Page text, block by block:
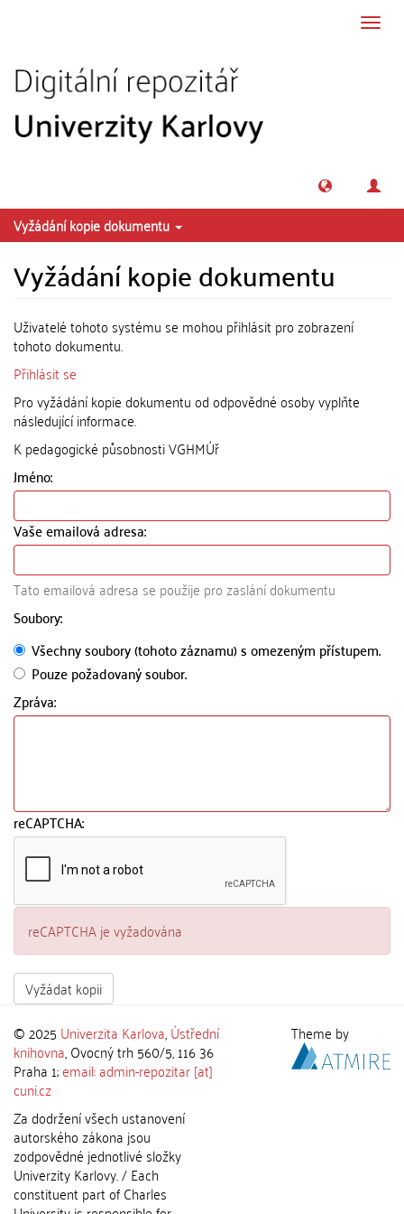
Vyžádání kopie dokumentu
Vyžádání kopie dokumentu
Uživatelé tohoto systému se mohou přihlásit pro zobrazení
tohoto dokumentu.
Přihlásit se
Pro vyžádání kopie dokumentu od odpovědné osoby vyplňte
následující informace.
K pedagogické působnosti VGHMÚř
Jméno:
Vaše emailová adresa:
Tato emailová adresa se použije pro zaslání dokumentu
Soubory:
Všechny soubory (tohoto záznamu) s omezeným přístupem.
Pouze požadovaný soubor.
Zpráva:
reCAPTCHA:
reCAPTCHA je vyžadována
Vyžádat kopii
© 2025 Univerzita Karlova,Ústřední
knihovna, Ovocný trh 560/5, 116 36
Praha 1;email: admin-repozitar [at]
cuni.cz
Za dodržení všech ustanovení
autorského zákona jsou
zodpovědné jednotlivé složky
Univerzity Karlovy. / Each
constituent part of Charles
Theme by